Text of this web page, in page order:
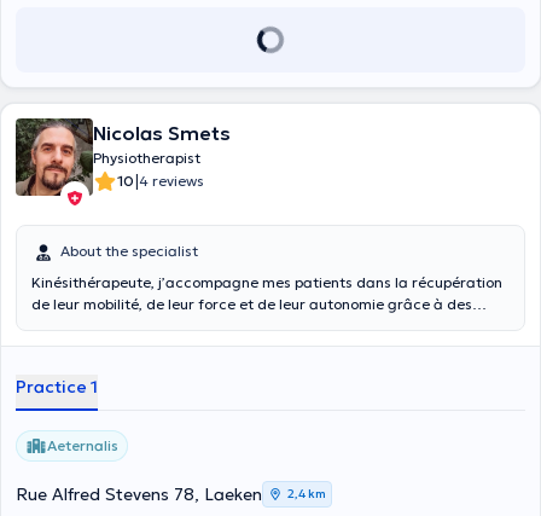
Nicolas Smets
Physiotherapist
10|4 reviews
About the specialist
Kinésithérapeute, j’accompagne mes patients dans la récupération
de leur mobilité, de leur force et de leur autonomie grâce à des
conscience, j’intègre également des techniques favorisant la
Practice 1
Aeternalis
Rue Alfred Stevens 78, Laeken 2,4 km